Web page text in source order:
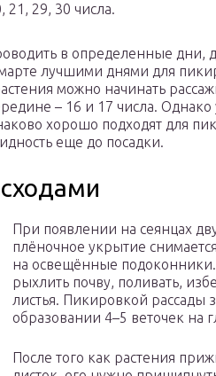
21, 29, 30 числа.
в определенные дни,
лучшими днями для
можно начинать
– 16 и 17 числа. Однако
хорошо подходят для
еще до посадки.
При появлении на сеянцах
плёночное укрытие
на освещённые подоконники.
рыхлить почву, поливать,
листья. Пикировкой рассады
образовании 4–5 веточек на
После того как растения